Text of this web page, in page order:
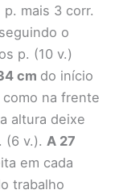
p. mais 3 corr.
o
p. (10 v.)
cm do início
como na frente
altura deixe
(6 v.). A 27
em cada
trabalho